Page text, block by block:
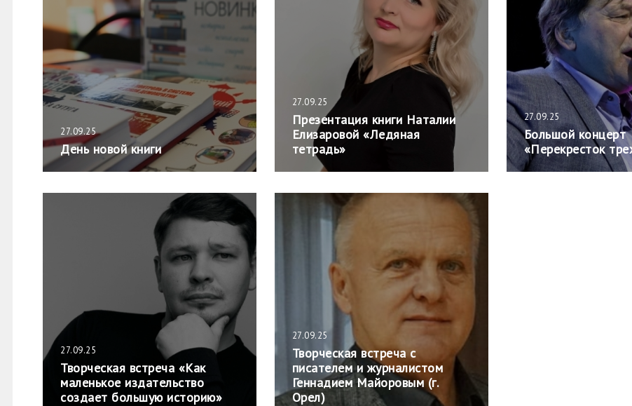
27.09.25
День новой книги
27.09.25
Презентация книги Наталии
Елизаровой «Ледяная
тетрадь»
27.09.25
Большой концерт
«Перекресток
27.09.25
Творческая встреча «Как
маленькое издательство
создает большую историю»
27.09.25
Творческая встреча с
писателем и журналистом
Геннадием Майоровым (г.
Орел)